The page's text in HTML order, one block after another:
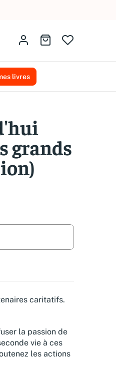
Identifiez-vousAller au panier
livres
grands
caritatifs.
la passion de
vie à ces
les actions